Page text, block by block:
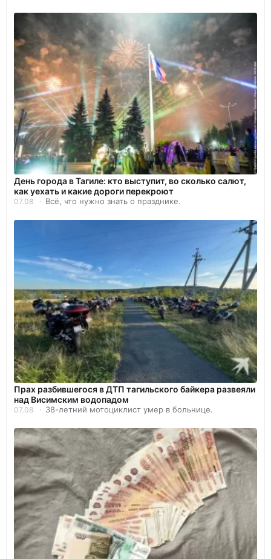
День города в Тагиле: кто выступит, во сколько салют,
как уехать и какие дороги перекроют
07.08 Всё, что нужно знать о празднике.
Прах разбившегося в ДТП тагильского байкера развеяли
над Висимским водопадом
07.08 38-летний мотоциклист умер в больнице.